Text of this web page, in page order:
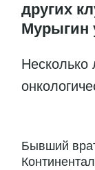
других
Мурыгин
Несколько
Бывший